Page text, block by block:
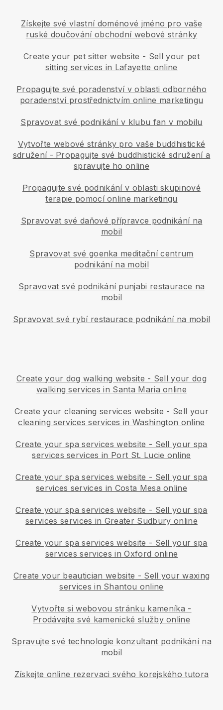
Získejte své vlastní doménové jméno pro vaše
ruské doučování obchodní webové stránky
Create your pet sitter website - Sell your pet
sitting services in Lafayette online
Propagujte své poradenství v oblasti odborného
poradenství prostřednictvím online marketingu
Spravovat své podnikání v klubu fan v mobilu
Vytvořte webové stránky pro vaše buddhistické
sdružení- Propagujte své buddhistické sdružení a
spravujte ho online
Propagujte své podnikání v oblasti skupinové
terapie pomocí online marketingu
Spravovat své daňové přípravce podnikání na
mobil
Spravovat své goenka meditační centrum
podnikání na mobil
Spravovat své podnikání punjabi restaurace na
mobil
Spravovat své rybí restaurace podnikání na mobil
Create your dog walking website - Sell your dog
walking services in Santa Maria online
Create your cleaning services website - Sell your
cleaning services services in Washington online
Create your spa services website - Sell your spa
services services in Port St. Lucie online
Create your spa services website - Sell your spa
services services in Costa Mesa online
Create your spa services website - Sell your spa
services services in Greater Sudbury online
Create your spa services website - Sell your spa
services services in Oxford online
Create your beautician website - Sell your waxing
services in Shantou online
Vytvořte si webovou stránku kameníka -
Prodávejte své kamenické služby online
Spravujte své technologie konzultant podnikání na
mobil
Získejte online rezervaci svého korejského tutora